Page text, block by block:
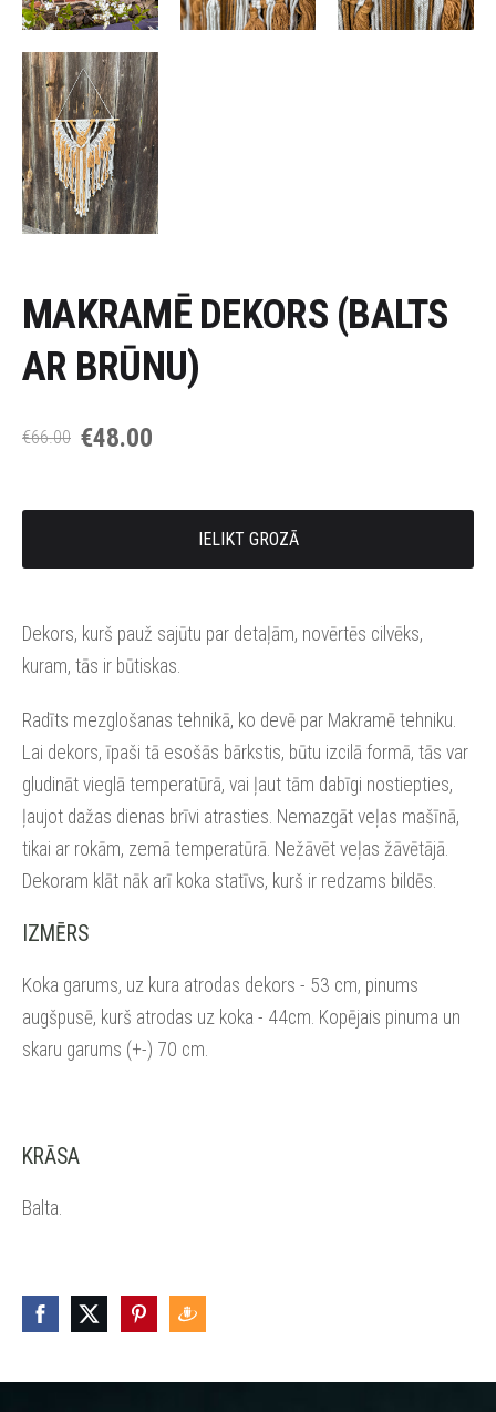
MAKRAMĒ DEKORS (BALTS
AR BRŪNU)
€66.00 €48.00
IELIKT GROZĀ
Dekors, kurš pauž sajūtu par detaļām, novērtēs cilvēks,
kuram, tās ir būtiskas.
Radīts mezglošanas tehnikā, ko devē par Makramē tehniku.
Lai dekors, īpaši tā esošās bārkstis, būtu izcilā formā, tās var
gludināt vieglā temperatūrā, vai ļaut tām dabīgi nostiepties,
ļaujot dažas dienas brīvi atrasties. Nemazgāt veļas mašīnā,
tikai ar rokām, zemā temperatūrā. Nežāvēt veļas žāvētājā.
Dekoram klāt nāk arī koka statīvs, kurš ir redzams bildēs.
IZMĒRS
Koka garums, uz kura atrodas dekors - 53 cm, pinums
augšpusē, kurš atrodas uz koka - 44cm. Kopējais pinuma un
skaru garums (+-) 70 cm.
KRĀSA
Balta.